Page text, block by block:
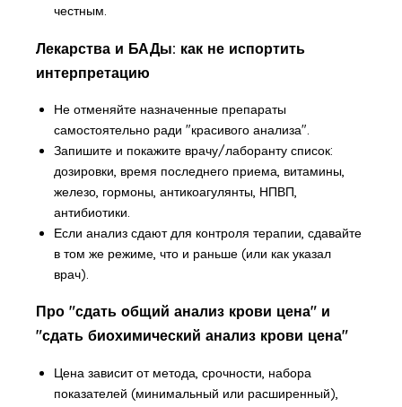
честным.
Лекарства и БАДы: как не испортить
интерпретацию
Не отменяйте назначенные препараты
самостоятельно ради "красивого анализа".
Запишите и покажите врачу/лаборанту список:
дозировки, время последнего приема, витамины,
железо, гормоны, антикоагулянты, НПВП,
антибиотики.
Если анализ сдают для контроля терапии, сдавайте
в том же режиме, что и раньше (или как указал
врач).
Про "сдать общий анализ крови цена" и
"сдать биохимический анализ крови цена"
Цена зависит от метода, срочности, набора
показателей (минимальный или расширенный),